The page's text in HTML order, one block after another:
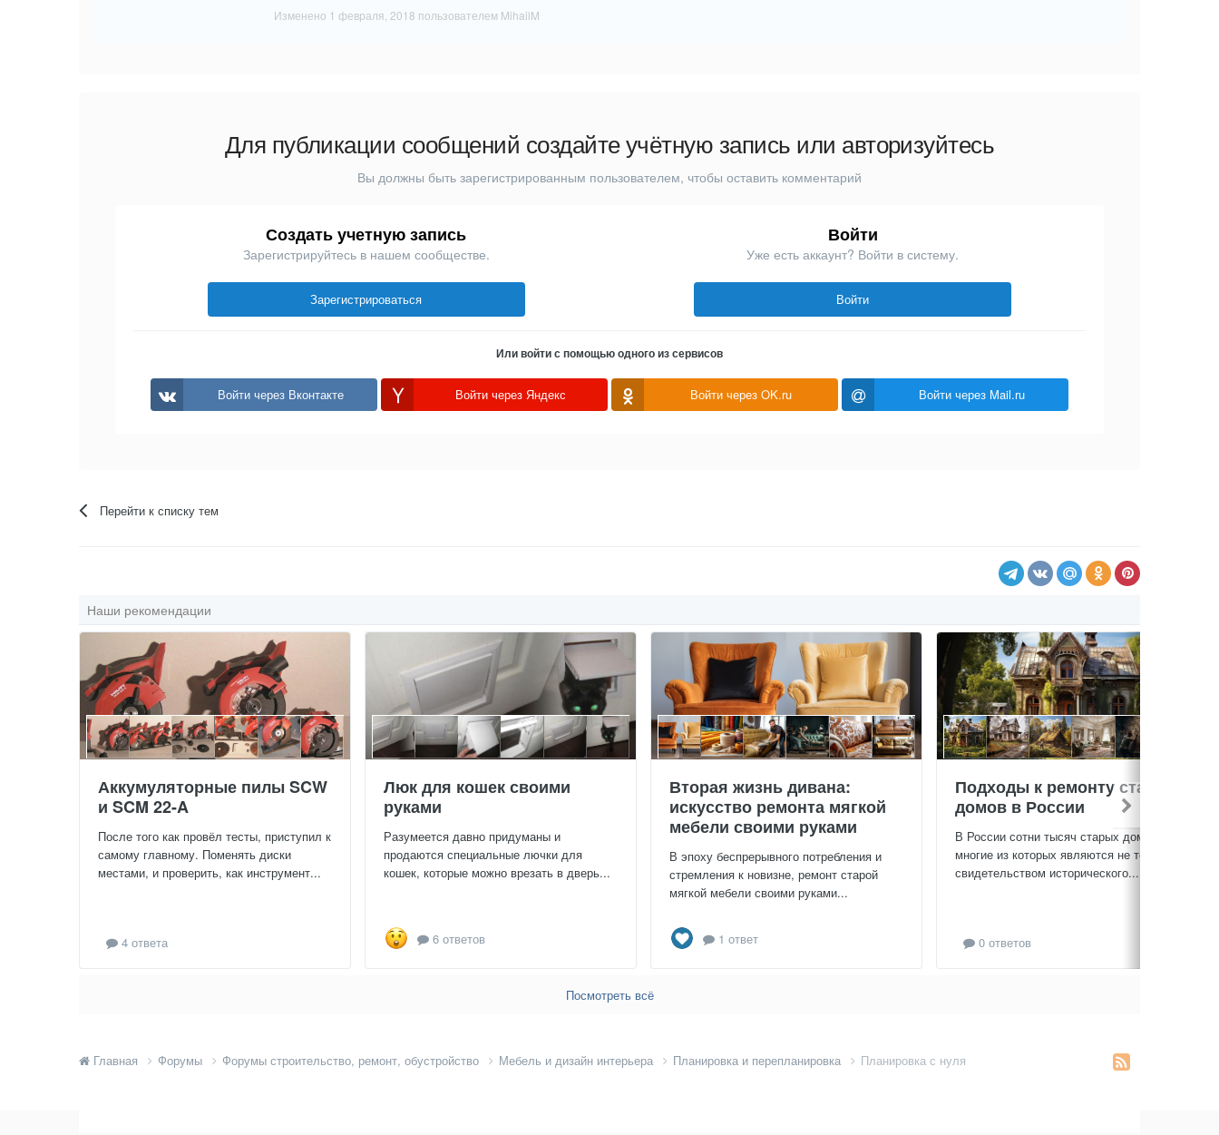
Изменено 1 февраля, 2018 пользователем MihailM
Для публикации сообщений создайте учётную запись или авторизуйтесь
Вы должны быть зарегистрированным пользователем, чтобы оставить комментарий
Создать учетную запись
Зарегистрируйтесь в нашем сообществе.
Зарегистрироваться
Войти
Уже есть аккаунт? Войти в систему.
Войти
Или войти с помощью одного из сервисов
Войти через Вконтакте Войти через Яндекс Войти через OK.ru Войти через Mail.ru
Перейти к списку тем
Наши рекомендации
Аккумуляторные пилы SCW
и SCM 22-A
После того как провёл тесты, приступил к
самому главному. Поменять диски
местами, и проверить, как инструмент...
4 ответа
Люк для кошек своими
руками
Разумеется давно придуманы и
продаются специальные лючки для
кошек, которые можно врезать в дверь...
6 ответов
Вторая жизнь дивана:
искусство ремонта мягкой
мебели своими руками
В эпоху беспрерывного потребления и
стремления к новизне, ремонт старой
мягкой мебели своими руками...
1 ответ
Подходы к ремонту старых
домов в России
В России сотни тысяч старых домов,
многие из которых являются не только
свидетельством исторического...
0 ответов
Посмотреть всё
Главная Форумы Форумы строительство, ремонт, обустройство Мебель и дизайн интерьера Планировка и перепланировка Планировка с нуля